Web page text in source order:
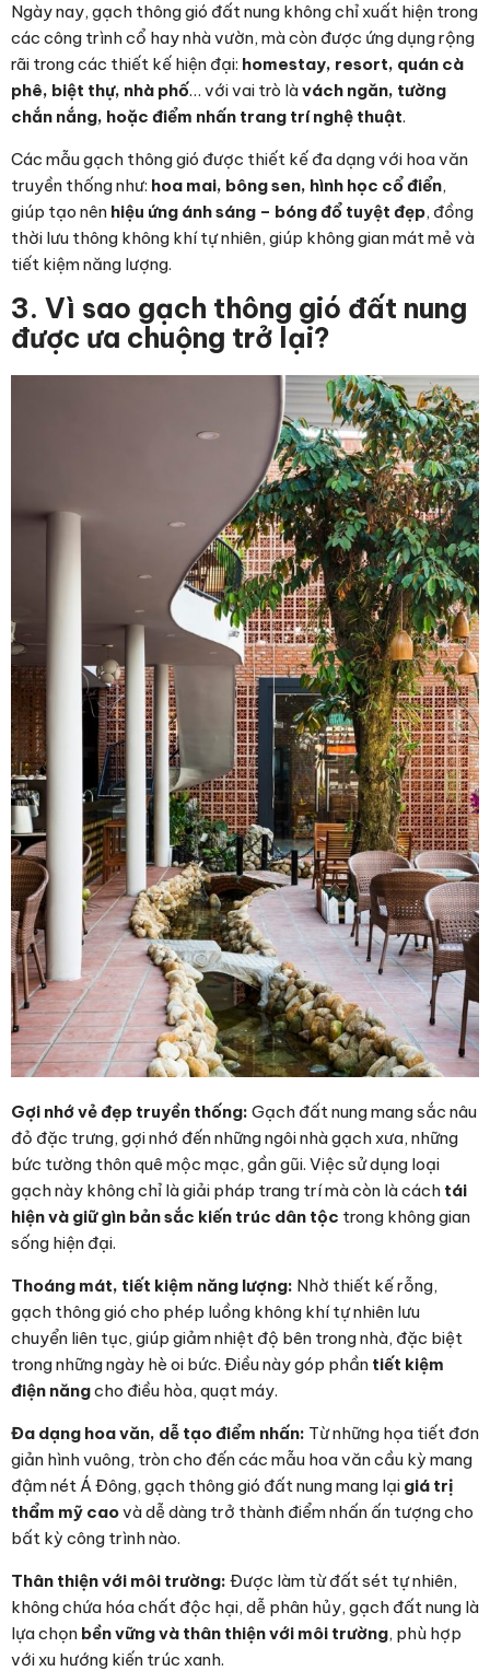
Ngày nay, gạch thông gió đất nung không chỉ xuất hiện trong
các công trình cổ hay nhà vườn, mà còn được ứng dụng rộng
rãi trong các thiết kế hiện đại: homestay, resort, quán cà
phê, biệt thự, nhà phố… với vai trò làvách ngăn, tường
chắn nắng, hoặc điểm nhấn trang trí nghệ thuật.
Các mẫu gạch thông gió được thiết kế đa dạng với hoa văn
truyền thống như: hoa mai, bông sen, hình học cổ điển,
giúp tạo nên hiệu ứng ánh sáng – bóng đổ tuyệt đẹp, đồng
thời lưu thông không khí tự nhiên, giúp không gian mát mẻ và
tiết kiệm năng lượng.
3. Vì sao gạch thông gió đất nung
được ưa chuộng trở lại?
Gợi nhớ vẻ đẹp truyền thống: Gạch đất nung mang sắc nâu
đỏ đặc trưng, gợi nhớ đến những ngôi nhà gạch xưa, những
bức tường thôn quê mộc mạc, gần gũi. Việc sử dụng loại
gạch này không chỉ là giải pháp trang trí mà còn là cách tái
hiện và giữ gìn bản sắc kiến trúc dân tộc trong không gian
sống hiện đại.
Thoáng mát, tiết kiệm năng lượng: Nhờ thiết kế rỗng,
gạch thông gió cho phép luồng không khí tự nhiên lưu
chuyển liên tục, giúp giảm nhiệt độ bên trong nhà, đặc biệt
trong những ngày hè oi bức. Điều này góp phần tiết kiệm
điện năngcho điều hòa, quạt máy.
Đa dạng hoa văn, dễ tạo điểm nhấn: Từ những họa tiết đơn
giản hình vuông, tròn cho đến các mẫu hoa văn cầu kỳ mang
đậm nét Á Đông, gạch thông gió đất nung mang lại giá trị
thẩm mỹ caovà dễ dàng trở thành điểm nhấn ấn tượng cho
bất kỳ công trình nào.
Thân thiện với môi trường: Được làm từ đất sét tự nhiên,
không chứa hóa chất độc hại, dễ phân hủy, gạch đất nung là
lựa chọn bền vững và thân thiện với môi trường, phù hợp
với xu hướng kiến trúc xanh.